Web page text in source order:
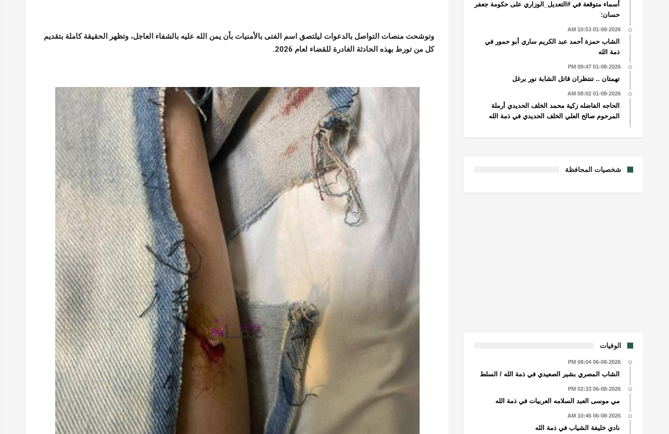
وتوشحت منصات التواصل بالدعوات ليلتصق اسم الفتى بالأمنيات بأن يمن الله عليه بالشفاء العاجل، وتظهر الحقيقة كاملة بتقديم
كل من تورط بهذه الحادثة الغادرة للقضاء لعام 2026.
أسماء متوقعة في #التعديل_الوزاري على حكومة جعفر
حسان:
01-08-2026 10:53 AM
الشاب حمزة أحمد عبد الكريم ساري أبو حمور في
ذمة الله
01-08-2026 09:47 PM
تهمتان .. تنتظران قاتل الشابة نور برغل
01-08-2026 08:02 AM
الحاجه الفاضله زكية محمد الخلف الحديدي أرملة
المرحوم صالح العلي الخلف الحديدي في ذمة الله
شخصيات المحافظة
الوفيات
06-08-2026 08:04 PM
الشاب المصري بشير الصعيدي في ذمة الله / السلط
06-08-2026 02:33 PM
مي موسى العبد السلامه العربيات في ذمة الله
06-08-2026 10:46 AM
نادي خليفة الشياب في ذمة الله